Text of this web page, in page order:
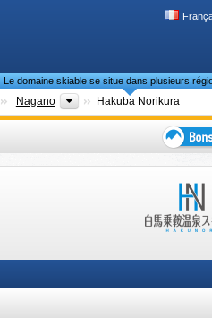
Régions
Nagano Préfectures
Le domaine skiable se situe dans plusieurs
Hakuba Norikura
séjour
ski